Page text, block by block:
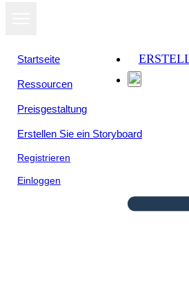
Startseite
Ressourcen
Preisgestaltung
Erstellen Sie ein Storyboard
Registrieren
Einloggen
Als Diashow
ansehen